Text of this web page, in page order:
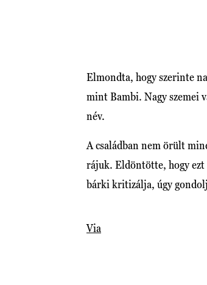
Elmondta, hogy szerinte
mint Bambi. Nagy szemei
név.
A családban nem örült
rájuk. Eldöntötte, hogy ezt
bárki kritizálja, úgy
Via